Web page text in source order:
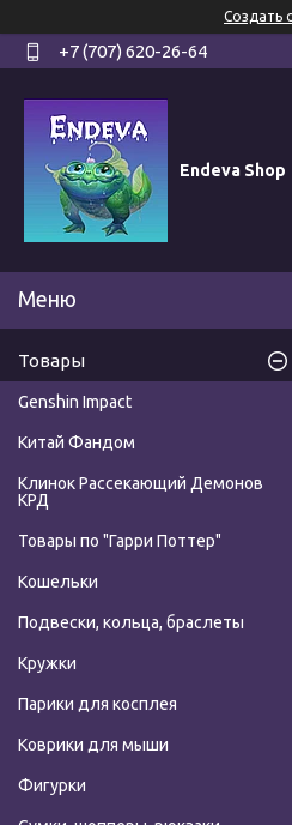
Создать
+7 (707) 620-26-64
Endeva Shop
Товары
Genshin Impact
Китай Фандом
Клинок Рассекающий Демонов
КРД
Товары по "Гарри Поттер"
Кошельки
Подвески, кольца, браслеты
Кружки
Парики для косплея
Коврики для мыши
Фигурки